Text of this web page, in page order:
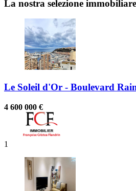
La nostra selezione immobiliare
Le Soleil d'Or - Boulevard
4 600 000 €
1